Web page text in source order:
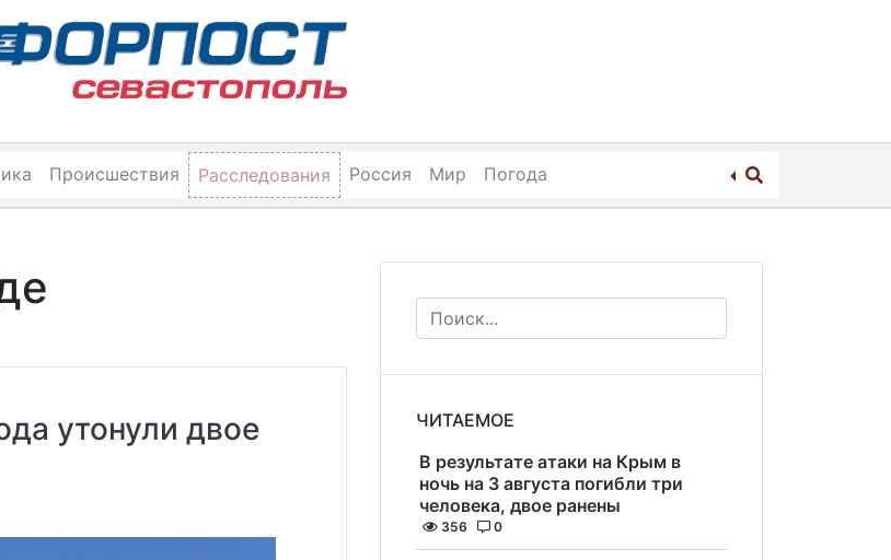
Происшествия Расследования Россия Мир Погода
утонули двое
ЧИТАЕМОЕ
В результате атаки на Крым в
ночь на 3 августа погибли три
человека, двое ранены
356 0